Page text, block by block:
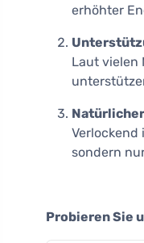
erhöhter
Laut vielen
Verlockend
sondern
Probieren Sie